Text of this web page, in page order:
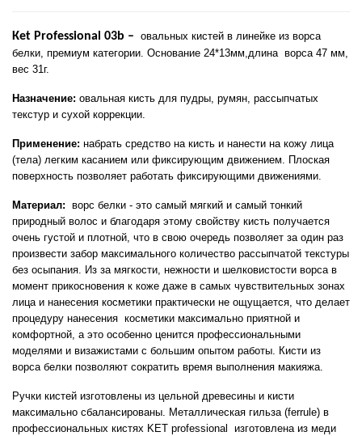
Кet Professional 03b – овальных кистей в линейке из ворса
белки, премиум категории. Основание 24*13мм,длина ворса 47 мм,
вес 31г.
Назначение: овальная кисть для пудры, румян, рассыпчатых
текстур и сухой коррекции.
Применение: набрать средство на кисть и нанести на кожу лица
(тела) легким касанием или фиксирующим движением. Плоская
поверхность позволяет работать фиксирующими движениями.
Материал: ворс белки - это самый мягкий и самый тонкий
природный волос и благодаря этому свойству кисть получается
очень густой и плотной, что в свою очередь позволяет за один раз
произвести забор максимального количество рассыпчатой текстуры
без осыпания. Из за мягкости, нежности и шелковистости ворса в
момент прикосновения к коже даже в самых чувствительных зонах
лица и нанесения косметики практически не ощущается, что делает
процедуру нанесения косметики максимально приятной и
комфортной, а это особенно ценится профессиональными
моделями и визажистами с большим опытом работы. Кисти из
ворса белки позволяют сократить время выполнения макияжа.
Ручки кистей изготовлены из цельной древесины и кисти
максимально сбалансированы. Металлическая гильза (ferrule) в
профессиональных кистях KET professional
изготовлена из меди